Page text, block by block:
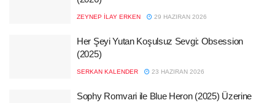
ZEYNEP İLAY ERKEN 29 HAZIRAN 2026
Her Şeyi Yutan Koşulsuz Sevgi: Obsession
(2025)
SERKAN KALENDER 23 HAZIRAN 2026
Sophy Romvari ile Blue Heron (2025) Üzerine